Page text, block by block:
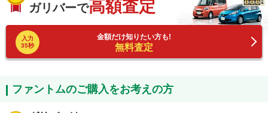
ガリバーで高額査定
入力
35秒
金額だけ知りたい方も!
無料査定
ファントムのご購入をお考えの方